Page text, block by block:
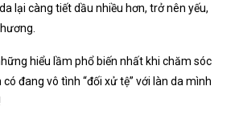
lại càng tiết dầu nhiều hơn, trở nên yếu,
hiểu lầm phổ biến nhất khi chăm sóc
đang vô tình “đối xử tệ” với làn da mình